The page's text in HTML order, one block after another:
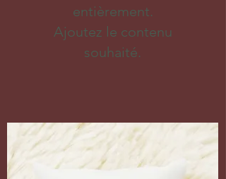
entièrement.
Ajoutez le contenu
souhaité.